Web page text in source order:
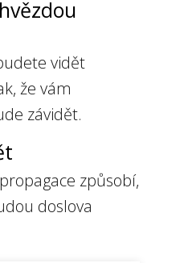
vidět
že vám
závidět.
způsobí,
doslova